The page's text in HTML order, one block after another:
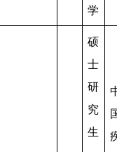
学
硕
士
研
究
生